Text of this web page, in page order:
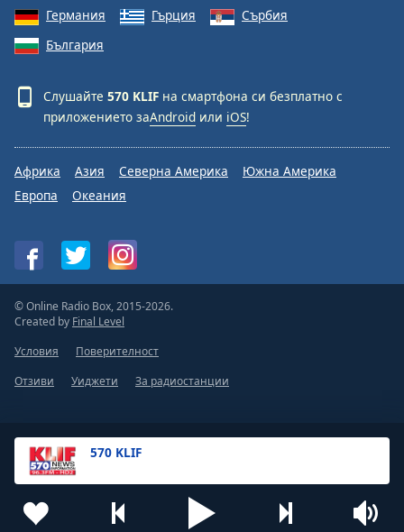
570 KLIF
Германия
Гърция
Сърбия
България
Слушайте 570 KLIF на смартфона си безплатно с
приложението заAndroid или iOS!
Африка Азия Северна Америка
Южна Америка
Европа
Океания
© Online Radio Box, 2015-2026.
Created by Final Level
Условия
Поверителност
Отзиви
Уиджети За радиостанции